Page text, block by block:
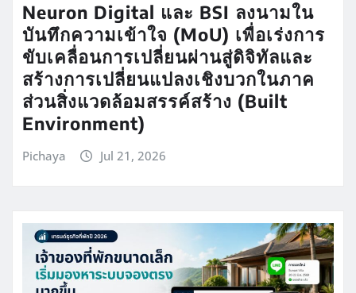
Neuron Digital และ BSI ลงนามใน
บันทึกความเข้าใจ (MoU) เพื่อเร่งการ
ขับเคลื่อนการเปลี่ยนผ่านสู่ดิจิทัลและ
สร้างการเปลี่ยนแปลงเชิงบวกในภาค
ส่วนสิ่งแวดล้อมสรรค์สร้าง (Built
Environment)
Pichaya Jul 21, 2026